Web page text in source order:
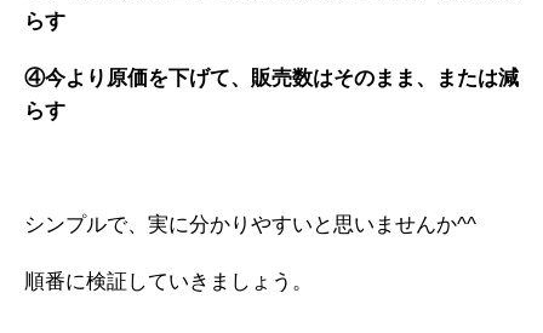
らす
④今より原価を下げて、販売数はそのまま、または減
らす
シンプルで、実に分かりやすいと思いませんか^^
順番に検証していきましょう。